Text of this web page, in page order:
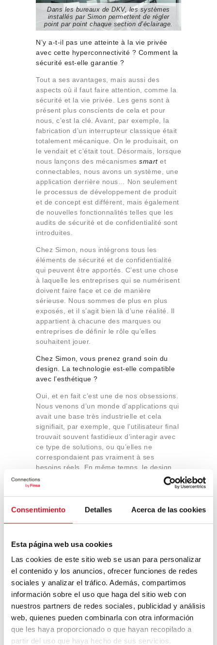
Consentimiento Detalles Acerca de las cookies
Esta página web usa cookies
Las cookies de este sitio web se usan para personalizar
el contenido y los anuncios, ofrecer funciones de redes
sociales y analizar el tráfico. Además, compartimos
información sobre el uso que haga del sitio web con
nuestros partners de redes sociales, publicidad y análisis
web, quienes pueden combinarla con otra información
que les haya proporcionado o que hayan recopilado a
partir del uso que haya hecho de sus servicios.
Dans les bureaux de DKV, les systèmes
installés par Simon permettent de régler
point par point chaque section d’éclairage.
N’y a-t-il pas une atteinte à la vie privée
avec cette hyperconnectivité ? Comment la
sécurité est-elle garantie ?
Tout a ses avantages, mais aussi des
aspects où il faut faire attention, comme la
sécurité et la vie privée. Les gens sont à
présent plus conscients de cela et pour
nous, c’est la clé. Avant, par exemple, la
fabrication d’un interrupteur classique était
totalement mécanique. On le produisait, on
le vendait et c’était tout. Désormais, lorsque
nous lançons des mécanismes smartet
connectables, nous avons un système, une
application derrière nous… Non seulement
le processus de développement de produit
et de concept est différent, mais également
de nouvelles fonctionnalités telles que les
audits de sécurité et de confidentialité sont
introduites.
Chez Simon, nous intégrons tous les
éléments de sécurité et de confidentialité
qui peuvent être apportés. C’est une chose
à laquelle les entreprises qui se numérisent
doivent faire face et ce de manière
sérieuse. Nous sommes de plus en plus
exposés, et il s’agit bien là d’une réalité. Il
appartient à chacune des marques ou
entreprises de définir le rôle qu’elles
souhaitent jouer.
Chez Simon, vous prenez grand soin du
design. La technologie est-elle compatible
avec l’esthétique ?
Oui, et en fait c’est une de nos obsessions.
Nous venons d’un monde d’applications qui
avait une base très industrielle et cela
signifiait, par exemple, que l’utilisateur final
trouvait souvent fastidieux d’interagir avec
ce type de solutions, ou qu’elles ne
correspondaient pas vraiment à ses
besoins réels. En même temps, le design
était un paramètre secondaire, privilégiant
la technologie et la fonctionnalité. Nous
comprenons la technologie comme un outil
qui doit faciliter l’utilisation, l’interaction et
la réflexion sur son contexte d’utilisation, ce
qu’il doit résoudre et comment il doit le
résoudre pour que ce soit une expérience
vraiment positive pour ceux qui l’utilisent,